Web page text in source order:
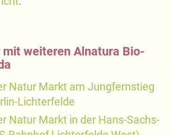
weiteren Alnatura Bio-
Natur Markt am Jungfernstieg
Lichterfelde
Natur Markt in der Hans-Sachs-